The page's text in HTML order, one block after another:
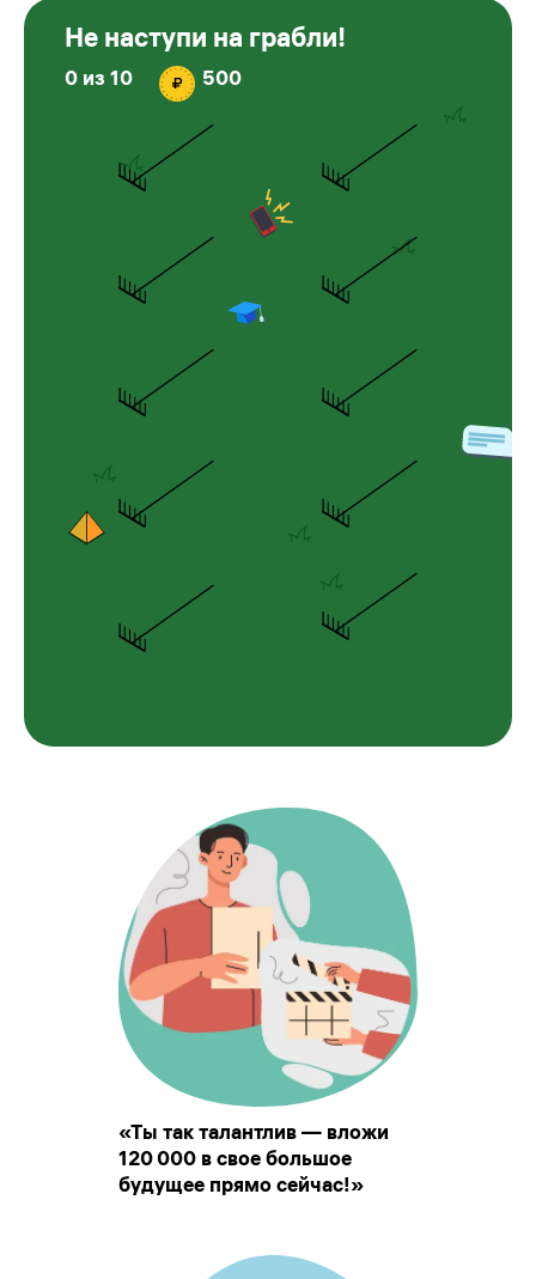
Не наступи на грабли!
0 из 10 500
«Ты так талантлив — вложи
120 000 в свое большое
будущее прямо сейчас!»